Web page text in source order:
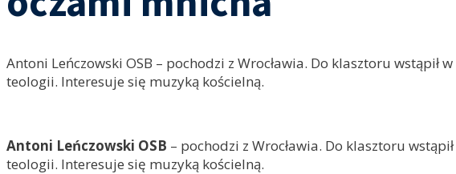
Antoni Leńczowski OSB – pochodzi z Wrocławia. Do klasztoru
teologii. Interesuje się muzyką kościelną.
Antoni Leńczowski OSB – pochodzi z Wrocławia. Do klasztoru
teologii. Interesuje się muzyką kościelną.